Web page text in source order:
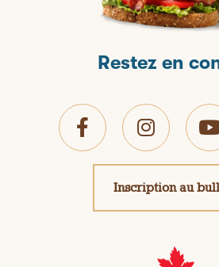
Restez en
Inscription au